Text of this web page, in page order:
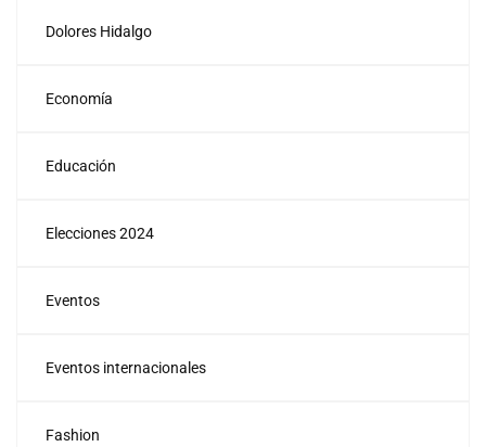
Dolores Hidalgo
Economía
Educación
Elecciones 2024
Eventos
Eventos internacionales
Fashion